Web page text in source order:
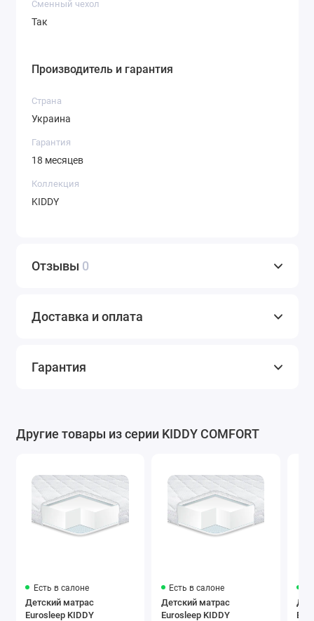
безопасность и комфорт. Все модели
сертифицированы и имеют официальную гарантию.
Сменный чехол
Так
Производитель и гарантия
Страна
Украина
Гарантия
18 месяцев
Коллекция
KIDDY
Отзывы 0
Доставка и оплата
Гарантия
Другие товары из серии KIDDY COMFORT
Есть в салоне
Детский матрас
Eurosleep KIDDY
Есть в салоне
Детский матрас
Eurosleep KIDDY